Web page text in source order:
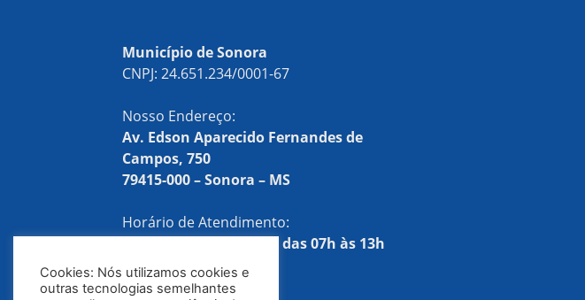
Município de Sonora
CNPJ: 24.651.234/0001-67
Nosso Endereço:
Av. Edson Aparecido Fernandes de
Campos, 750
79415-000 – Sonora – MS
Horário de Atendimento:
Segunda a sexta-feira, das 07h às 13h
Telefones:
Cookies: Nós utilizamos cookies e
outras tecnologias semelhantes